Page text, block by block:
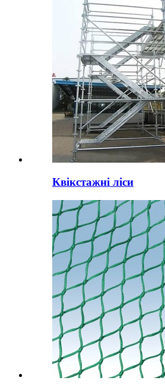
Квікстажні ліси